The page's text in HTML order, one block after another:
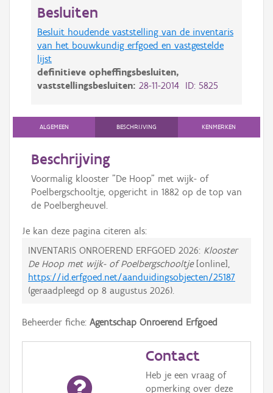
Besluiten
Besluit houdende vaststelling van de inventaris
van het bouwkundig erfgoed en vastgestelde
lijst
definitieve opheffingsbesluiten,
vaststellingsbesluiten: 28-11-2014 ID: 5825
ALGEMEEN BESCHRIJVING KENMERKEN
Beschrijving
Voormalig klooster "De Hoop" met wijk- of
Poelbergschooltje, opgericht in 1882 op de top van
de Poelbergheuvel.
Je kan deze pagina citeren als:
INVENTARIS ONROEREND ERFGOED 2026: Klooster
De Hoop met wijk- of Poelbergschooltje[online],
https://id.erfgoed.net/aanduidingsobjecten/25187
(geraadpleegd op 8 augustus 2026).
Beheerder fiche: Agentschap Onroerend Erfgoed
Contact
Heb je een vraag of
opmerking over deze